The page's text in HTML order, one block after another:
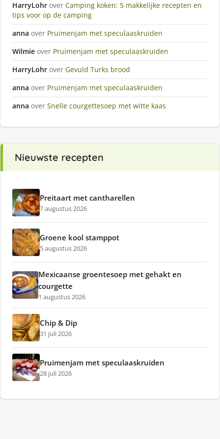
HarryLohr over Camping koken: 5 makkelijke recepten en
tips voor op de camping
anna over Pruimenjam met speculaaskruiden
Wilmie over Pruimenjam met speculaaskruiden
HarryLohr over Gevuld Turks brood
anna over Pruimenjam met speculaaskruiden
anna over Snelle courgettesoep met witte kaas
Nieuwste recepten
Preitaart met cantharellen
7 augustus 2026
Groene kool stamppot
5 augustus 2026
Mexicaanse groentesoep met gehakt en
courgette
1 augustus 2026
Chip & Dip
31 juli 2026
Pruimenjam met speculaaskruiden
28 juli 2026